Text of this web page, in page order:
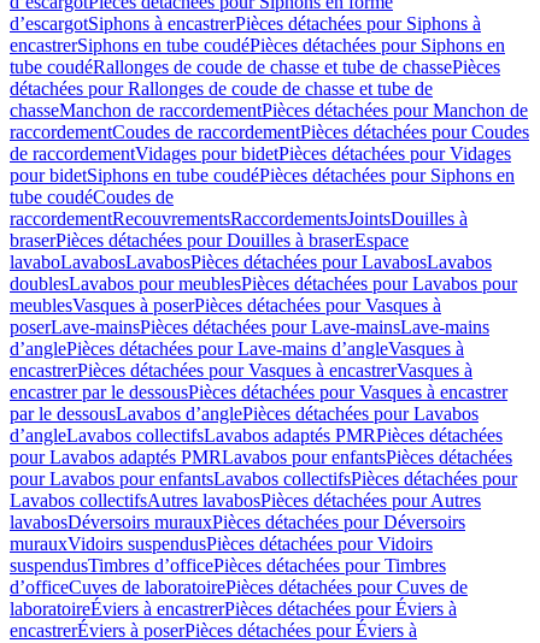
d’escargotSiphons à encastrerPièces détachées pour Siphons à
encastrerSiphons en tube coudéPièces détachées pour Siphons en
tube coudéRallonges de coude de chasse et tube de chassePièces
détachées pour Rallonges de coude de chasse et tube de
chasseManchon de raccordementPièces détachées pour Manchon de
raccordementCoudes de raccordementPièces détachées pour Coudes
de raccordementVidages pour bidetPièces détachées pour Vidages
pour bidetSiphons en tube coudéPièces détachées pour Siphons en
tube coudéCoudes de
raccordementRecouvrementsRaccordementsJointsDouilles à
braserPièces détachées pour Douilles à braserEspace
lavaboLavabosLavabosPièces détachées pour LavabosLavabos
doublesLavabos pour meublesPièces détachées pour Lavabos pour
meublesVasques à poserPièces détachées pour Vasques à
poserLave-mainsPièces détachées pour Lave-mainsLave-mains
d’anglePièces détachées pour Lave-mains d’angleVasques à
encastrerPièces détachées pour Vasques à encastrerVasques à
encastrer par le dessousPièces détachées pour Vasques à encastrer
par le dessousLavabos d’anglePièces détachées pour Lavabos
d’angleLavabos collectifsLavabos adaptés PMRPièces détachées
pour Lavabos adaptés PMRLavabos pour enfantsPièces détachées
pour Lavabos pour enfantsLavabos collectifsPièces détachées pour
Lavabos collectifsAutres lavabosPièces détachées pour Autres
lavabosDéversoirs murauxPièces détachées pour Déversoirs
murauxVidoirs suspendusPièces détachées pour Vidoirs
suspendusTimbres dʼofficePièces détachées pour Timbres
dʼofficeCuves de laboratoirePièces détachées pour Cuves de
laboratoireÉviers à encastrerPièces détachées pour Éviers à
encastrerÉviers à poserPièces détachées pour Éviers à